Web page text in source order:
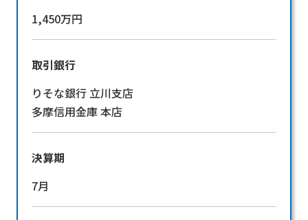
1,450万円
取引銀行
りそな銀行 立川支店
多摩信用金庫 本店
決算期
7月